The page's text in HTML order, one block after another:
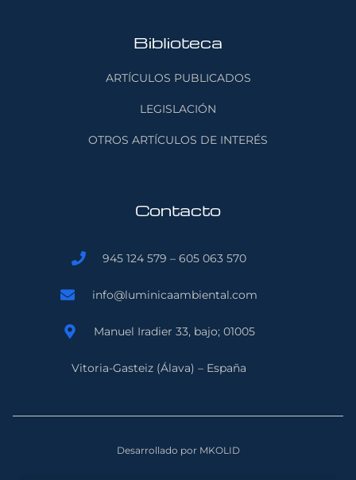
Biblioteca
ARTÍCULOS PUBLICADOS
LEGISLACIÓN
OTROS ARTÍCULOS DE INTERÉS
Contacto
945 124 579 – 605 063 570
info@luminicaambiental.com
Manuel Iradier 33, bajo; 01005
Vitoria-Gasteiz (Álava) – España
Desarrollado por MKOLID